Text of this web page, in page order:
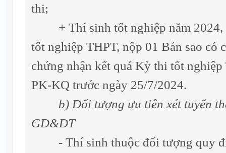
thi;
+ Thí sinh tốt nghiệp năm 2024,
tốt nghiệp THPT, nộp 01 Bản sao có
chứng nhận kết quả Kỳ thi tốt
PK-KQ trước ngày 25/7/2024.
b) Đối tượng ưu tiên xét tuyển
GD&ĐT
- Thí sinh thuộc đối tượng quy